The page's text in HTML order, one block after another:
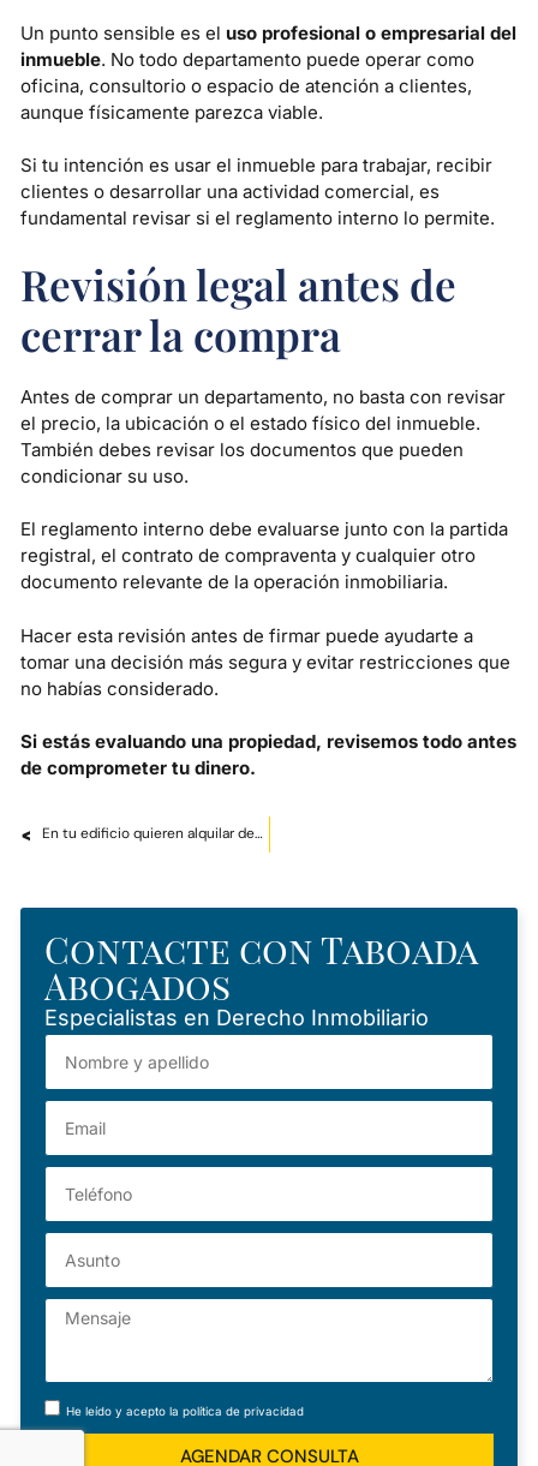
Un punto sensible es el uso profesional o empresarial del
inmueble. No todo departamento puede operar como
oficina, consultorio o espacio de atención a clientes,
aunque físicamente parezca viable.
Si tu intención es usar el inmueble para trabajar, recibir
clientes o desarrollar una actividad comercial, es
fundamental revisar si el reglamento interno lo permite.
Revisión legal antes de
cerrar la compra
Antes de comprar un departamento, no basta con revisar
el precio, la ubicación o el estado físico del inmueble.
También debes revisar los documentos que pueden
condicionar su uso.
El reglamento interno debe evaluarse junto con la partida
registral, el contrato de compraventa y cualquier otro
documento relevante de la operación inmobiliaria.
Hacer esta revisión antes de firmar puede ayudarte a
tomar una decisión más segura y evitar restricciones que
no habías considerado.
Si estás evaluando una propiedad, revisemos todo antes
de comprometer tu dinero.
<< En tu edificio quieren alquilar departamentos por Airbnb, pero la mayoría de propietarios no quieren. ¿Qué pueden hacer?
Contacte con Taboada
Abogados
Especialistas en Derecho Inmobiliario
He leído y acepto la política de privacidad
AGENDAR CONSULTA